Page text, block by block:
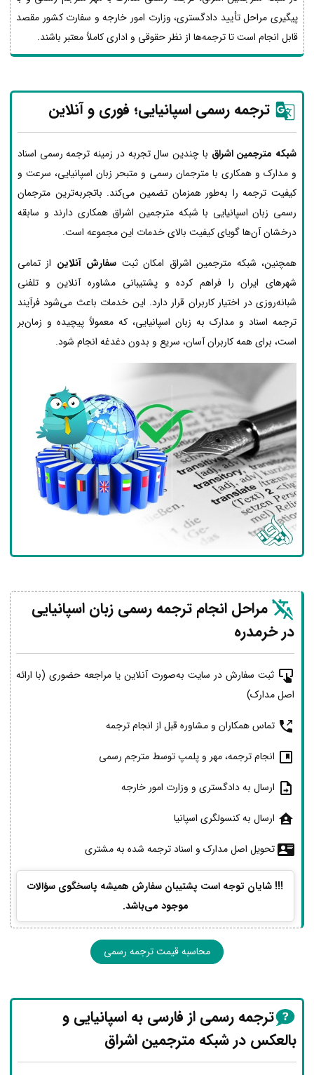
پیگیری مراحل تأیید دادگستری، وزارت امور خارجه و سفارت کشور مقصد
قابل انجام است تا ترجمه‌ها از نظر حقوقی و اداری کاملاً معتبر باشند.
ترجمه رسمی اسپانیایی؛ فوری و آنلاین
شبکه مترجمین اشراق با چندین سال تجربه در زمینه ترجمه رسمی اسناد
و مدارک و همکاری با مترجمان رسمی و متبحر زبان اسپانیایی، سرعت و
کیفیت ترجمه را به‌طور همزمان تضمین می‌کند. باتجربه‌ترین مترجمان
رسمی زبان اسپانیایی با شبکه مترجمین اشراق همکاری دارند و سابقه
درخشان آن‌ها گویای کیفیت بالای خدمات این مجموعه است.
همچنین، شبکه مترجمین اشراق امکان ثبت سفارش آنلاین از تمامی
شهرهای ایران را فراهم کرده و پشتیبانی مشاوره آنلاین و تلفنی
شبانه‌روزی در اختیار کاربران قرار دارد. این خدمات باعث می‌شود فرآیند
ترجمه اسناد و مدارک به زبان اسپانیایی، که معمولاً پیچیده و زمان‌بر
است، برای همه کاربران آسان، سریع و بدون دغدغه انجام شود.
مراحل انجام ترجمه رسمی زبان اسپانیایی
در خرمدره
ثبت سفارش در سایت به‌صورت آنلاین یا مراجعه حضوری (با ارائه
اصل مدارک)
تماس همکاران و مشاوره قبل از انجام ترجمه
انجام ترجمه، مهر و پلمپ توسط مترجم رسمی
ارسال به دادگستری و وزارت امور خارجه
ارسال به کنسولگری اسپانیا
تحویل اصل مدارک و اسناد ترجمه شده به مشتری
!!! شایان توجه است پشتیبان سفارش همیشه پاسخگوی سؤالات
موجود می‌باشد.
محاسبه قیمت ترجمه رسمی
ترجمه رسمی از فارسی به اسپانیایی و
بالعکس در شبکه مترجمین اشراق